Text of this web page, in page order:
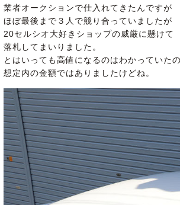
業者オークションで仕入れてきたんですが
ほぼ最後まで３人で競り合っていましたが
20セルシオ大好きショップの威厳に懸けて
落札してまいりました。
とはいっても高値になるのはわかっていた
想定内の金額ではありましたけどね。